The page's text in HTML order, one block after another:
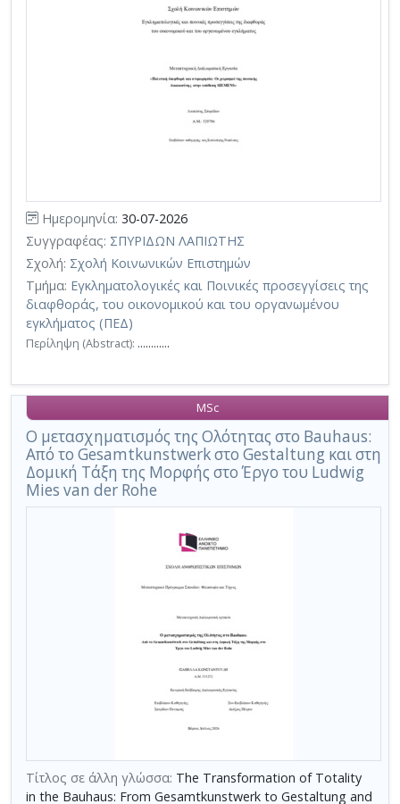
Ημερομηνία: 30-07-2026
Συγγραφέας: ΣΠΥΡΙΔΩΝ ΛΑΠΙΩΤΗΣ
Σχολή: Σχολή Κοινωνικών Επιστημών
Τμήμα: Εγκληματολογικές και Ποινικές προσεγγίσεις της
διαφθοράς, του οικονομικού και του οργανωμένου
εγκλήματος (ΠΕΔ)
Περίληψη (Abstract): ............
Ο μετασχηματισμός της Ολότητας στο Bauhaus:
Από το Gesamtkunstwerk στο Gestaltung και στη
Δομική Τάξη της Μορφής στο Έργο του Ludwig
Mies van der Rohe
MSc
Τίτλος σε άλλη γλώσσα: The Transformation of Totality
in the Bauhaus: From Gesamtkunstwerk to Gestaltung and